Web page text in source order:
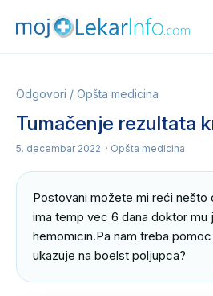
Odgovori / Opšta medicina
Tumačenje rezultata
5. decembar 2022. · Opšta medicina
Postovani možete mi reći nešto
ima temp vec 6 dana doktor mu
hemomicin.Pa nam treba
ukazuje na boelst poljupca?